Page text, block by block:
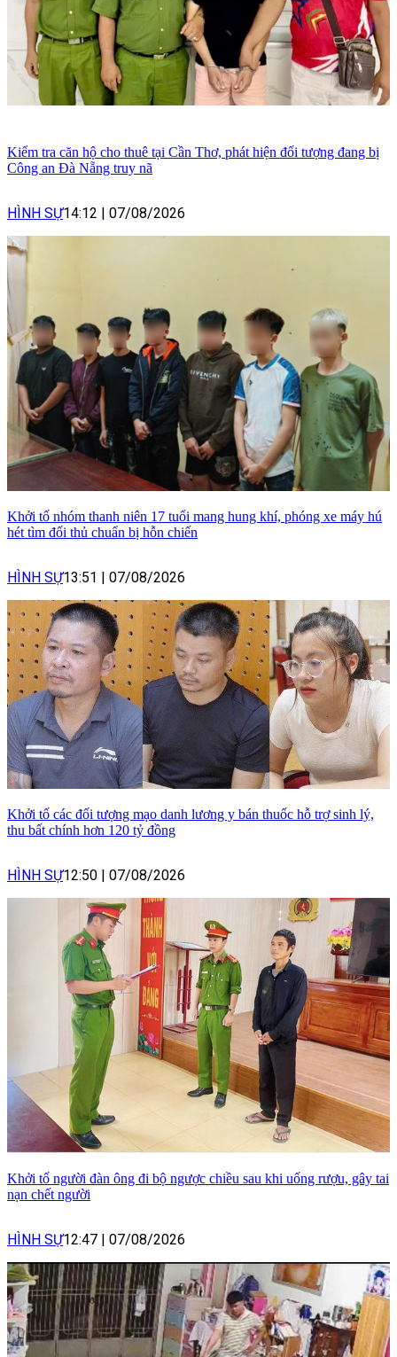
Kiểm tra căn hộ cho thuê tại Cần Thơ, phát hiện đối tượng đang bị
Công an Đà Nẵng truy nã
HÌNH SỰ14:12 07/08/2026
Khởi tố nhóm thanh niên 17 tuổi mang hung khí, phóng xe máy hú
hét tìm đối thủ chuẩn bị hỗn chiến
HÌNH SỰ13:51 07/08/2026
Khởi tố các đối tượng mạo danh lương y bán thuốc hỗ trợ sinh lý,
thu bất chính hơn 120 tỷ đồng
HÌNH SỰ12:50 | 07/08/2026
Khởi tố người đàn ông đi bộ ngược chiều sau khi uống rượu, gây tai
nạn chết người
HÌNH SỰ12:47 | 07/08/2026